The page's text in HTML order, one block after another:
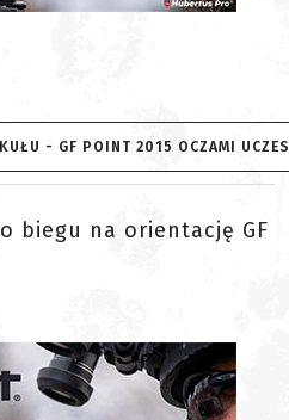
- GF POINT 2015 OCZAMI
biegu na orientację GF